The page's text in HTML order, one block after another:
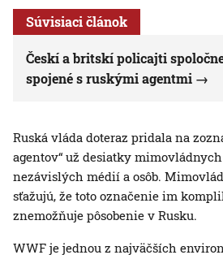
Súvisiaci článok
Českí a britskí policajti
spojené s ruskými agentmi
Ruská vláda doteraz pridala na
agentov“ už desiatky
nezávislých médií a osôb.
sťažujú, že toto označenie im
znemožňuje pôsobenie v Rusku.
WWF je jednou z najväčších